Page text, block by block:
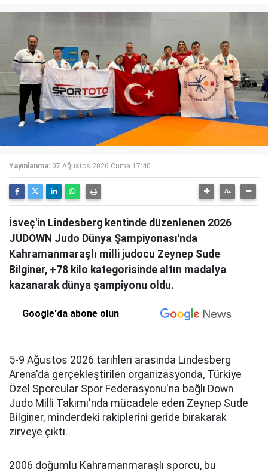
Yayınlanma: 07 Ağustos 2026 Cuma 17:40
İsveç'in Lindesberg kentinde düzenlenen 2026
JUDOWN Judo Dünya Şampiyonası'nda
Kahramanmaraşlı milli judocu Zeynep Sude
Bilginer, +78 kilo kategorisinde altın madalya
kazanarak dünya şampiyonu oldu.
Google'da abone olun
5-9 Ağustos 2026 tarihleri arasında Lindesberg
Arena'da gerçekleştirilen organizasyonda, Türkiye
Özel Sporcular Spor Federasyonu'na bağlı Down
Judo Milli Takımı'nda mücadele eden Zeynep Sude
Bilginer, minderdeki rakiplerini geride bırakarak
zirveye çıktı.
2006 doğumlu Kahramanmaraşlı sporcu, bu